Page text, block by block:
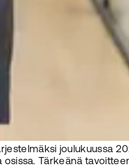
joulukuussa
Tärkeänä